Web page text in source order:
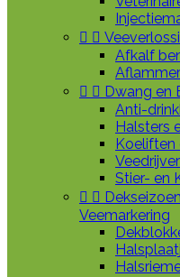
 
Afkalf
  Dwang en
Anti-
Halsters
Koeliften
Veedrijver
Stier- en
 
Veemarkering